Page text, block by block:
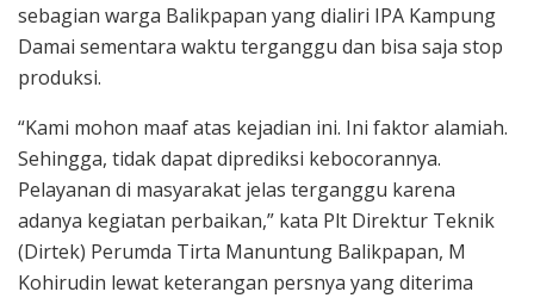
sebagian warga Balikpapan yang dialiri IPA Kampung
Damai sementara waktu terganggu dan bisa saja stop
produksi.
“Kami mohon maaf atas kejadian ini. Ini faktor alamiah.
Sehingga, tidak dapat diprediksi kebocorannya.
Pelayanan di masyarakat jelas terganggu karena
adanya kegiatan perbaikan,” kata Plt Direktur Teknik
(Dirtek) Perumda Tirta Manuntung Balikpapan, M
Kohirudin lewat keterangan persnya yang diterima